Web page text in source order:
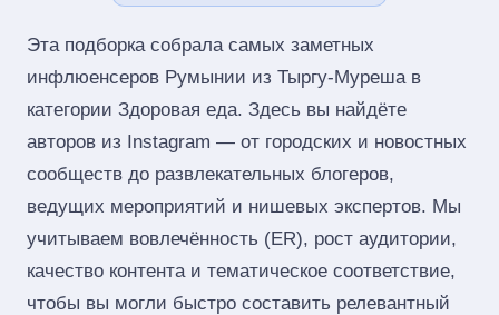
Эта подборка собрала самых заметных
инфлюенсеров Румынии из Тыргу-Муреша в
категории Здоровая еда. Здесь вы найдёте
авторов из Instagram — от городских и новостных
сообществ до развлекательных блогеров,
ведущих мероприятий и нишевых экспертов. Мы
учитываем вовлечённость (ER), рост аудитории,
качество контента и тематическое соответствие,
чтобы вы могли быстро составить релевантный